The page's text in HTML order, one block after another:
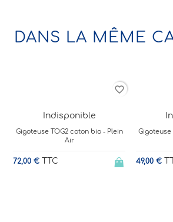
DANS LA MÊME
Indisponible
Gigoteuse TOG2 coton bio - Plein
Air
72,00 € TTC
favorite_border
49,00 €